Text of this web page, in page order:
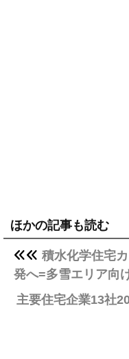
ほかの記事も読む
積水化学住宅
発へ=多雪エリア向
主要住宅企業13社